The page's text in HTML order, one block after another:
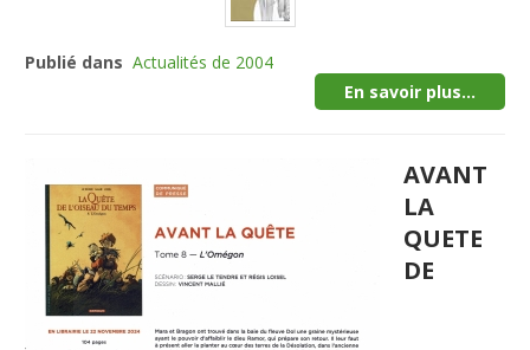
Publié dans Actualités de 2004
En savoir plus...
AVANT
LA
QUETE
DE